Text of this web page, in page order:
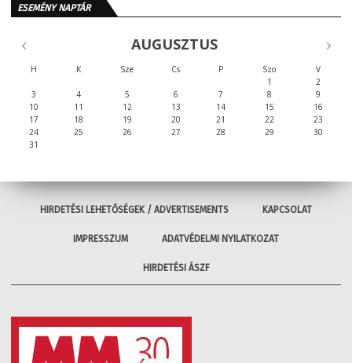
ESEMÉNY NAPTÁR
AUGUSZTUS
H K Sze Cs P Szo
V
1
2
3
4 5 6 7 8
9
10
11 12 13 14 15
16
17
18 19 20 21 22
23
24
25 26 27 28 29
30
31
HIRDETÉSI LEHETŐSÉGEK / ADVERTISEMENTS KAPCSOLAT
IMPRESSZUM ADATVÉDELMI NYILATKOZAT
HIRDETÉSI ÁSZF